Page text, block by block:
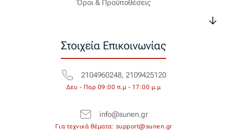
Όροι & Προϋποθέσεις
Στοιχεία Επικοινωνίας
2104960248, 2109425120
Δευ - Παρ 09:00 π.μ - 17:00 μ.μ
info@sunen.gr
Για τεχνικά θέματα: support@sunen.gr